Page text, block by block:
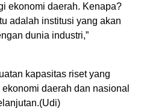
ekonomi daerah. Kenapa?
adalah institusi yang akan
dunia industri,”
kapasitas riset yang
daerah dan nasional